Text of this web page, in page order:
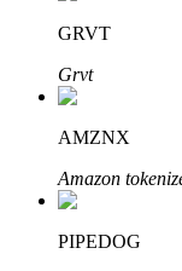
了解如何賺取
Bitrue
GRVT
Grvt
AMZNX
Amazon
PIPEDOG